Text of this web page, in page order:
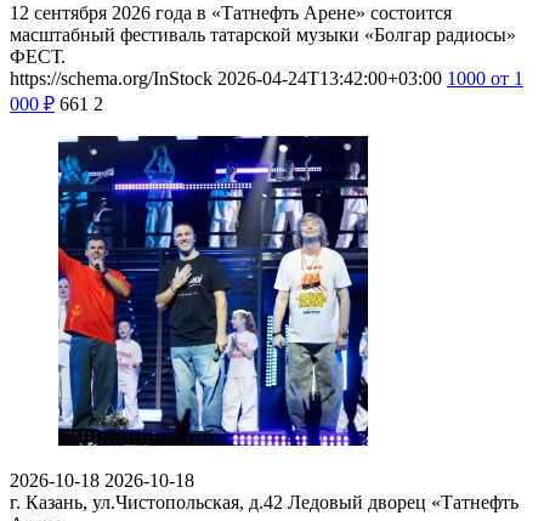
12 сентября 2026 года в «Татнефть Арене» состоится
масштабный фестиваль татарской музыки «Болгар радиосы»
ФЕСТ.
https://schema.org/InStock 2026-04-24T13:42:00+03:00 1000 от 1
000 ₽ 661 2
2026-10-18 2026-10-18
г. Казань, ул.Чистопольская, д.42 Ледовый дворец «Татнефть